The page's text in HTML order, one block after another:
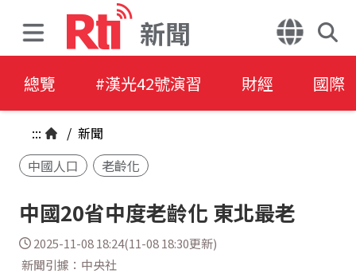
新聞
總覽 #漢光42號演習 財經 國際
::: / 新聞
中國人口
老齡化
中國20省中度老齡化 東北最老
2025-11-08 18:24(11-08 18:30更新)
新聞引據：中央社